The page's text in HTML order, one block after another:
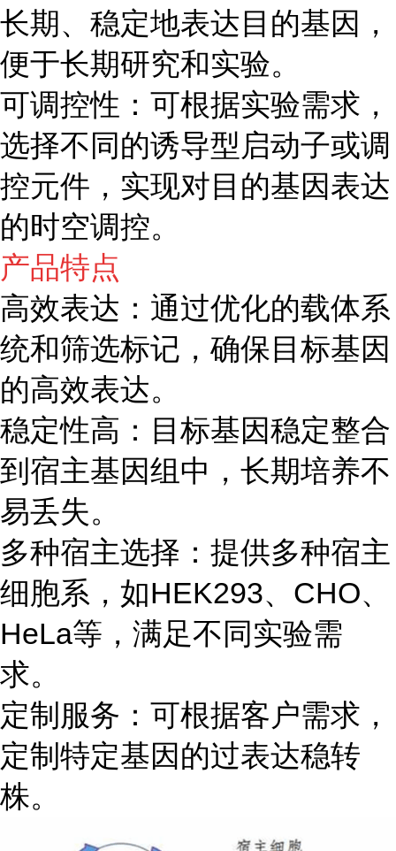
长期、稳定地表达目的基因，
便于长期研究和实验。
可调控性：可根据实验需求，
选择不同的诱导型启动子或调
控元件，实现对目的基因表达
的时空调控。
产品特点
高效表达：通过优化的载体系
统和筛选标记，确保目标基因
的高效表达。
稳定性高：目标基因稳定整合
到宿主基因组中，长期培养不
易丢失。
多种宿主选择：提供多种宿主
细胞系，如HEK293、CHO、
HeLa等，满足不同实验需
求。
定制服务：可根据客户需求，
定制特定基因的过表达稳转
株。